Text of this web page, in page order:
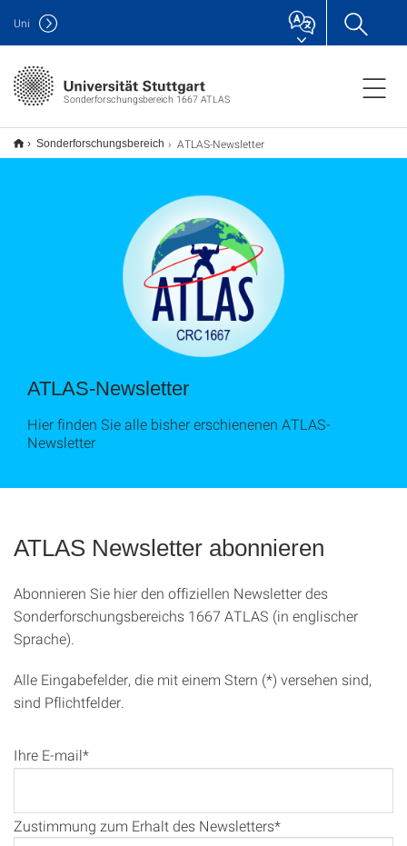
Sonderforschungsbereich 1667 ATLAS
Uni
Sonderforschungsbereich ATLAS-Newsletter
ATLAS-Newsletter
Hier finden Sie alle bisher erschienenen ATLAS-
Newsletter
ATLAS Newsletter abonnieren
Abonnieren Sie hier den offiziellen Newsletter des
Sonderforschungsbereichs 1667 ATLAS (in englischer
Sprache).
Alle Eingabefelder, die mit einem Stern (*) versehen sind,
sind Pflichtfelder.
Ihre E-mail*
Zustimmung zum Erhalt des Newsletters*